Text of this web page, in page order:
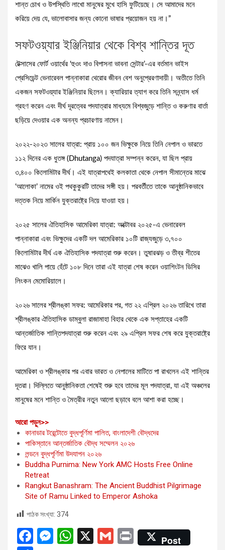
শান্ত চোখ ও উপস্থিতি লাখো মানুষের মুখে হাসি ফুটিয়েছে। সে আমাদের মনে
করিয়ে দেয় যে, ভালোবাসার জন্য কোনো ভাষার প্রয়োজন হয় না।”
সফটওয়্যার ইঞ্জিনিয়ার থেকে বিশ্ব শান্তির দূত
টেক্সাসের ফোর্ট ওয়ার্থের ‘হুওং দাও বিপাসনা ভাবনা সেন্টার’-এর বর্তমান ভাইস
প্রেসিডেন্ট ভেনারেবল পান্নাকারা থেরোর জীবন বেশ অনুপ্রেরণাদায়ী। অতীতে তিনি
একজন সফটওয়্যার ইঞ্জিনিয়ার ছিলেন। ক্যারিয়ার ত্যাগ করে তিনি সন্ন্যাস ধর্ম
গ্রহণ করেন এবং দীর্ঘ দূরত্বের পদযাত্রার মাধ্যমে বিশ্বজুড়ে শান্তি ও করুণার বার্তা
ছড়িয়ে দেওয়ার এক অনন্য প্রচারণায় নামেন।
২০২২-২০২৩ সালের যাত্রা: প্রায় ১০০ জন ভিক্ষুকে নিয়ে তিনি নেপাল ও ভারতে
১১২ দিনের এক ধুতঙ্গ (Dhutanga) পদযাত্রা সম্পন্ন করেন, যা ছিল প্রায়
৩,৪০০ কিলোমিটার দীর্ঘ। এই যাত্রাপথেই কলকাতা থেকে নেপাল সীমান্তের মাঝে
‘আলোকা’ নামের ওই পথকুকুরটি তাদের সঙ্গী হয়। পরবর্তীতে তাকে আনুষ্ঠানিকভাবে
দত্তক নিয়ে মার্কিন যুক্তরাষ্ট্রে নিয়ে যাওয়া হয়।
২০২৫ সালের ঐতিহাসিক আমেরিকা যাত্রা: অক্টোবর ২০২৫-এ ভেনারেবল
পান্নাকারা এবং ভিক্ষুদের একটি দল আমেরিকার ১০টি রাজ্যজুড়ে ৩,৭০০
কিলোমিটার দীর্ঘ এক ঐতিহাসিক পদযাত্রা শুরু করেন। তুষারঝড় ও তীব্র শীতের
মাঝেও খালি পায়ে হেঁটে ১০৮ দিনে তারা এই যাত্রা শেষ করেন ওয়াশিংটন ডিসির
লিংকন মেমোরিয়ালে।
২০২৬ সালের শ্রীলঙ্কা সফর: আমেরিকার পর, গত ২২ এপ্রিল ২০২৬ তারিখে তারা
শ্রীলঙ্কার ঐতিহাসিক ডাম্বুলা রাজামাহা বিহার থেকে এক সপ্তাহের একটি
আন্তর্জাতিক শান্তিপদযাত্রা শুরু করেন এবং ২৯ এপ্রিল সফর শেষ করে যুক্তরাষ্ট্রে
ফিরে যান।
আমেরিকা ও শ্রীলঙ্কার পর এবার ভারত ও নেপালের মাটিতে পা রাখলেন এই শান্তির
দূতরা। দিল্লিতে আনুষ্ঠানিকতা শেষেই শুরু হবে তাদের মূল পদযাত্রা, যা এই অঞ্চলের
মানুষের মনে শান্তি ও মৈত্রীর নতুন আলো ছড়াবে বলে আশা করা হচ্ছে।
আরো পড়ুন>>:
শান্তিপদযাত্রা
করতে
দলবল
নিয়ে
ভারতে
পৌঁছালেন
বিশ্বখ্যাত
ভিক্ষু
কানাডার টরেন্টোতে বুদ্ধপূর্ণিমা পালিত, বাংলাদেশী বৌদ্ধদের
পাকিস্তানে আন্তর্জাতিক বৌদ্ধ সম্মেলন ২০২৬
লন্ডনে বুদ্ধপূর্ণিমা উদযাপন ২০২৬
Buddha Purnima: New York AMC Hosts Free Online
Retreat
Rangkut Banashram: The Ancient Buddhist Pilgrimage
Site of Ramu Linked to Emperor Ashoka
পাঠক সংখ্যা: 374
F
M W X
G
Pr
Post